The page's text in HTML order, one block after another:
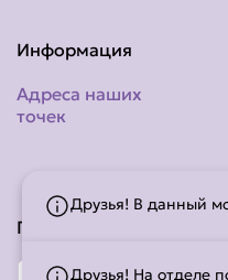
Информация
Адреса наших
точек
Принимаем к оплате: